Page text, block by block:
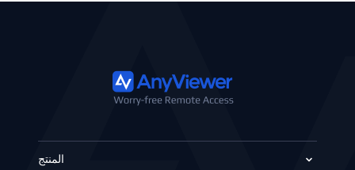
المنتج